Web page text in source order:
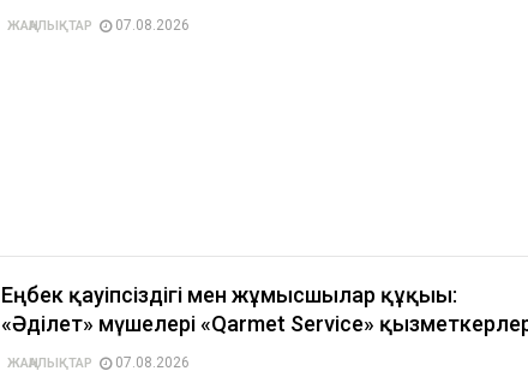
ЖАҢАЛЫҚТАР 07.08.2026
Еңбек қауіпсіздігі мен жұмысшылар құқығы:
«Әділет» мүшелері «Qarmet Service»
ЖАҢАЛЫҚТАР 07.08.2026